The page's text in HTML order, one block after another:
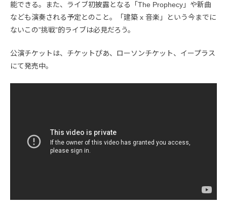
能できる。また、ライブ初披露となる「The Prophecy」や新曲
なども演奏される予定とのこと。「建築 x 音楽」という今までに
ないこの”挑戦”的ライブは必見だろう。
公演チケットは、チケットぴあ、ローソンチケット、イープラス
にて発売中。